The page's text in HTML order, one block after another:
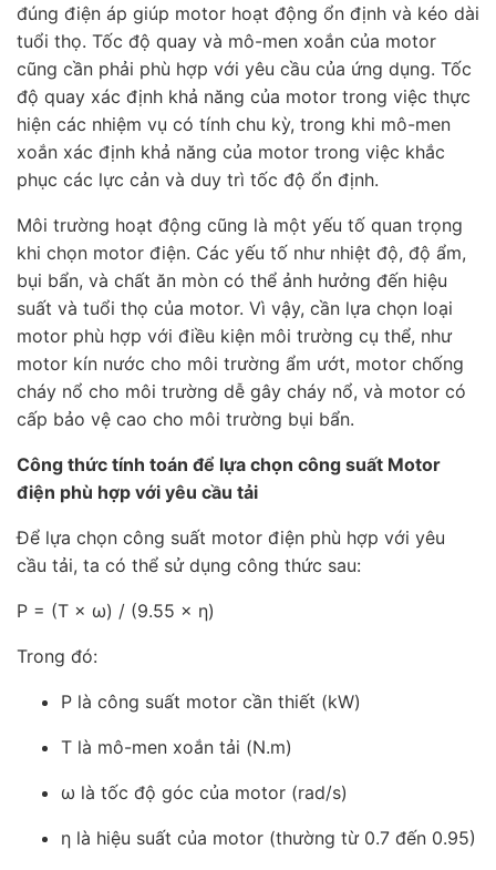
đúng điện áp giúp motor hoạt động ổn định và kéo dài
tuổi thọ. Tốc độ quay và mô-men xoắn của motor
cũng cần phải phù hợp với yêu cầu của ứng dụng. Tốc
độ quay xác định khả năng của motor trong việc thực
hiện các nhiệm vụ có tính chu kỳ, trong khi mô-men
xoắn xác định khả năng của motor trong việc khắc
phục các lực cản và duy trì tốc độ ổn định.
Môi trường hoạt động cũng là một yếu tố quan trọng
khi chọn motor điện. Các yếu tố như nhiệt độ, độ ẩm,
bụi bẩn, và chất ăn mòn có thể ảnh hưởng đến hiệu
suất và tuổi thọ của motor. Vì vậy, cần lựa chọn loại
motor phù hợp với điều kiện môi trường cụ thể, như
motor kín nước cho môi trường ẩm ướt, motor chống
cháy nổ cho môi trường dễ gây cháy nổ, và motor có
cấp bảo vệ cao cho môi trường bụi bẩn.
Công thức tính toán để lựa chọn công suất Motor
điện phù hợp với yêu cầu tải
Để lựa chọn công suất motor điện phù hợp với yêu
cầu tải, ta có thể sử dụng công thức sau:
P = (T × ω) / (9.55 × η)
Trong đó:
P là công suất motor cần thiết (kW)
T là mô-men xoắn tải (N.m)
ω là tốc độ góc của motor (rad/s)
η là hiệu suất của motor (thường từ 0.7 đến 0.95)